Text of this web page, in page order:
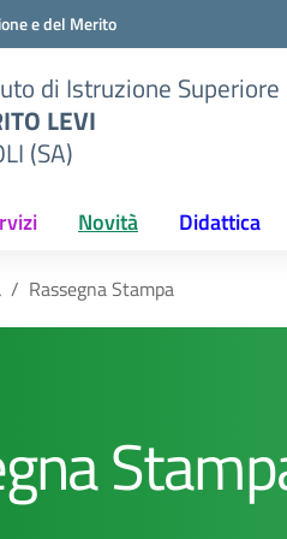
e del Merito
di Istruzione Superiore
LEVI
(SA)
Novità Didattica
Rassegna Stampa